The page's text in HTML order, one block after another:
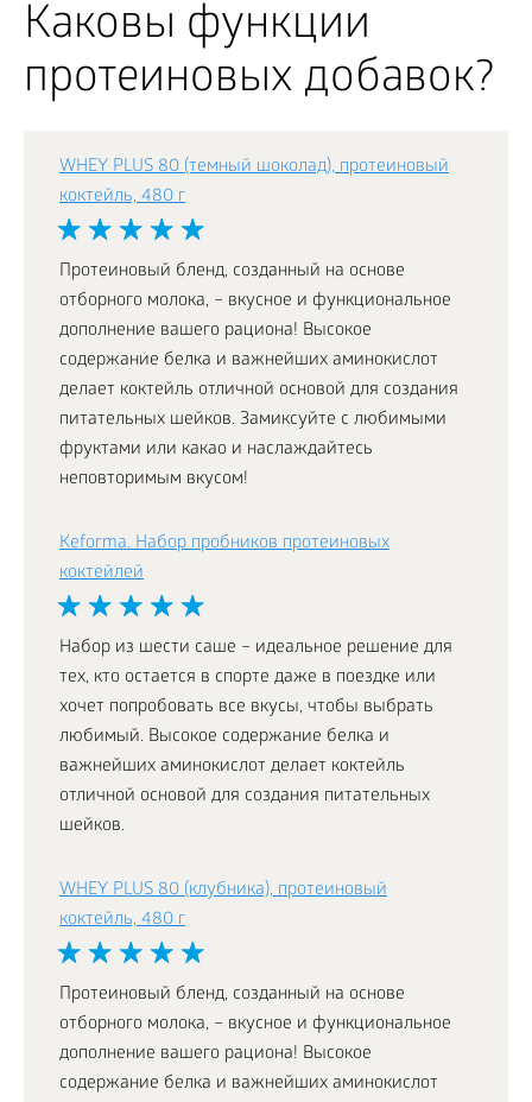
Каковы функции
протеиновых добавок?
WHEY PLUS 80 (темный шоколад), протеиновый
коктейль, 480 г
Протеиновый бленд, созданный на основе
отборного молока, – вкусное и функциональное
дополнение вашего рациона! Высокое
содержание белка и важнейших аминокислот
делает коктейль отличной основой для создания
питательных шейков. Замиксуйте с любимыми
фруктами или какао и наслаждайтесь
неповторимым вкусом!
Keforma. Набор пробников протеиновых
коктейлей
Набор из шести саше – идеальное решение для
тех, кто остается в спорте даже в поездке или
хочет попробовать все вкусы, чтобы выбрать
любимый. Высокое содержание белка и
важнейших аминокислот делает коктейль
отличной основой для создания питательных
шейков.
WHEY PLUS 80 (клубника), протеиновый
коктейль, 480 г
Протеиновый бленд, созданный на основе
отборного молока, – вкусное и функциональное
дополнение вашего рациона! Высокое
содержание белка и важнейших аминокислот